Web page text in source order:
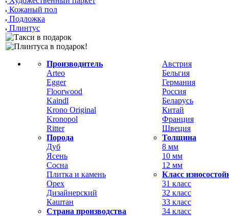
Кожаный пол
Подложка
Плинтус
Производитель
Arteo
Egger
Floorwood
Kaindl
Krono Original
Kronopol
Ritter
Порода
Дуб
Ясень
Сосна
Плитка и камень
Орех
Дизайнерский
Каштан
Страна производства
Австрия
Бельгия
Германия
Россия
Беларусь
Китай
Франция
Швеция
Толщина
8 мм
10 мм
12 мм
Класс
31 класс
32 класс
33 класс
34 класс